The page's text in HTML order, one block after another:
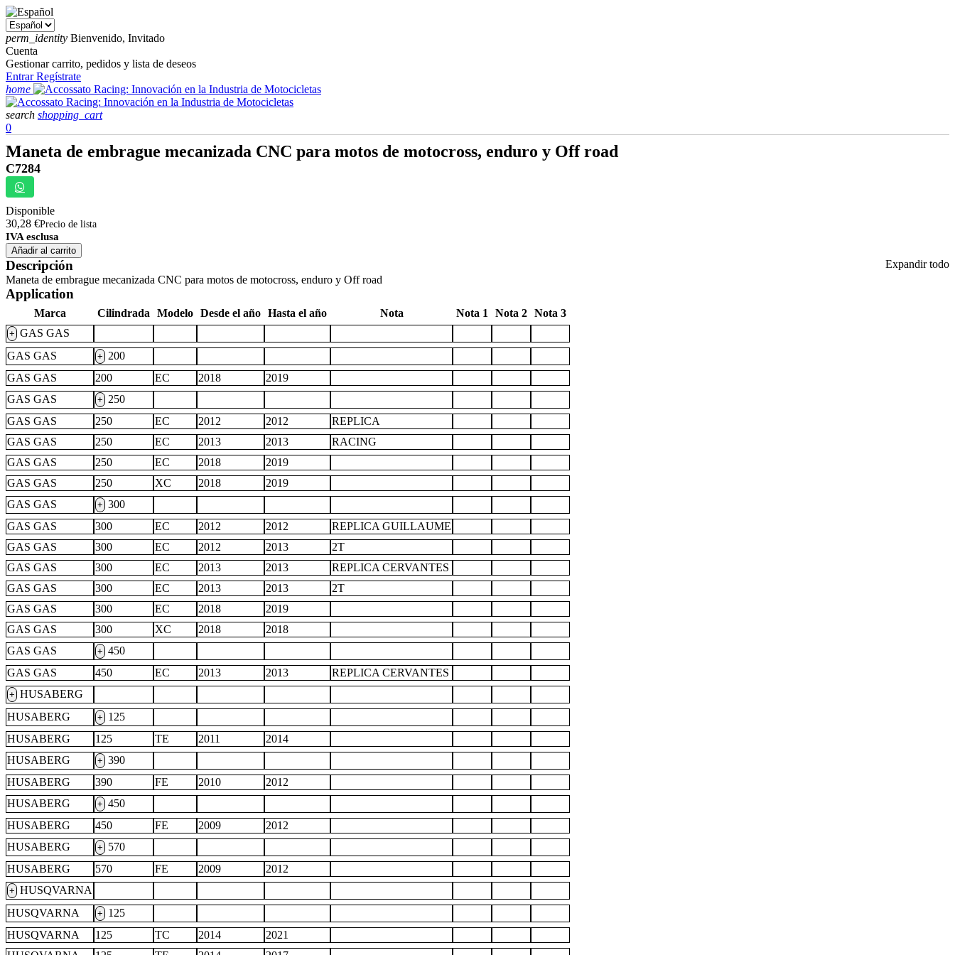
perm_identity Bienvenido, Invitado
Cuenta
Gestionar carrito, pedidos y lista de deseos
EntrarRegístrate
home
search shopping_cart
0
Maneta de embrague mecanizada CNC para motos de motocross, enduro y Off road
C7284
Disponible
30,28 €Precio de lista
IVA esclusa
Añadir al carrito
Expandir todo
Descripción
Maneta de embrague mecanizada CNC para motos de motocross, enduro y Off road
Application
Marca Cilindrada Modelo Desde el año Hasta el año Nota Nota 1 Nota 2 Nota 3
+ GAS GAS
GAS GAS
+ 200
GAS GAS
200 EC 2018
2019
GAS GAS
+ 250
GAS GAS
250 EC 2012 2012
REPLICA
GAS GAS
250 EC 2013 2013
RACING
GAS GAS
250 EC 2018
2019
GAS GAS
250 XC 2018
2019
GAS GAS
+ 300
GAS GAS
300 EC 2012 2012
REPLICA GUILLAUME
GAS GAS
300 EC 2012 2013
2T
GAS GAS
300 EC 2013 2013
REPLICA CERVANTES
GAS GAS
300 EC 2013 2013
2T
GAS GAS
300 EC 2018
2019
GAS GAS
300 XC 2018
2018
GAS GAS
+ 450
GAS GAS
450 EC 2013 2013 REPLICA CERVANTES
+ HUSABERG
HUSABERG
+ 125
HUSABERG
125 TE 2011
2014
HUSABERG
+ 390
HUSABERG
390 FE 2010
2012
HUSABERG
+ 450
HUSABERG
450 FE 2009
2012
HUSABERG
+ 570
HUSABERG
570 FE 2009 2012
+ HUSQVARNA
HUSQVARNA
+ 125
HUSQVARNA
125 TC 2014
2021